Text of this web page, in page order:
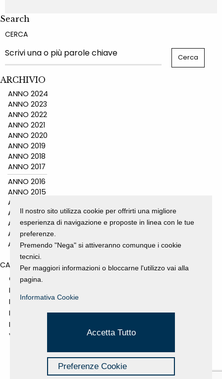
Search
CERCA
ARCHIVIO
ANNO 2024
ANNO 2023
ANNO 2022
ANNO 2021
ANNO 2020
ANNO 2019
ANNO 2018
ANNO 2017
ANNO 2016
ANNO 2015
ANNO 2014
ANNO 2011
ANNO 2010
ANNO 2009
ANNO 2008
CATEGORIES
GALLERY
MOSTRE E EVENTI
NEWS
PROGETTI SOSTENUTI
RASSEGNA STAMPA
VIDEO
Il nostro sito utilizza cookie per offrirti una migliore
esperienza di navigazione e proposte in linea con le tue
preferenze.
Premendo "Nega" si attiveranno comunque i cookie
tecnici.
Per maggiori informazioni o bloccarne l'utilizzo vai alla
pagina.
Informativa Cookie
Accetta Tutto
Preferenze Cookie